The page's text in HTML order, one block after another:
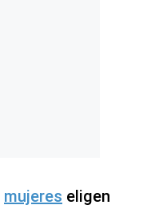
mujeres eligen